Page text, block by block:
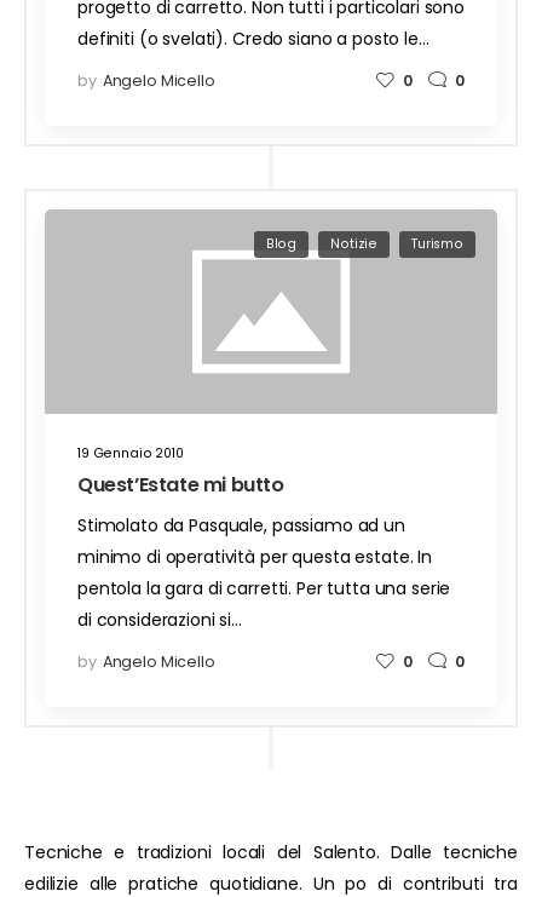
progetto di carretto. Non tutti i particolari sono
definiti (o svelati). Credo siano a posto le…
by Angelo Micello 0 0
19 Gennaio 2010
Blog Notizie Turismo
Quest’Estate mi butto
Stimolato da Pasquale, passiamo ad un
minimo di operatività per questa estate. In
pentola la gara di carretti. Per tutta una serie
di considerazioni si…
by Angelo Micello 0 0
Tecniche e tradizioni locali del Salento. Dalle tecniche
edilizie alle pratiche quotidiane. Un po di contributi tra